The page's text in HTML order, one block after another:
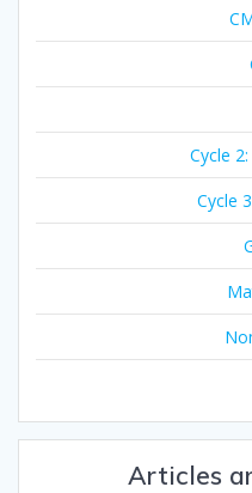
Cycle 2:
Cycle
Articles